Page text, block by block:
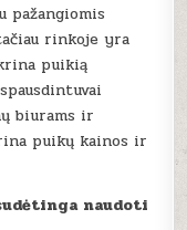
pažangiomis
rinkoje yra
puikią
biurams ir
puikų kainos ir
naudoti